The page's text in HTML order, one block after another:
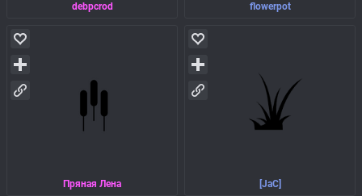
debpcrod flowerpot
Пряная Лена [JaC]